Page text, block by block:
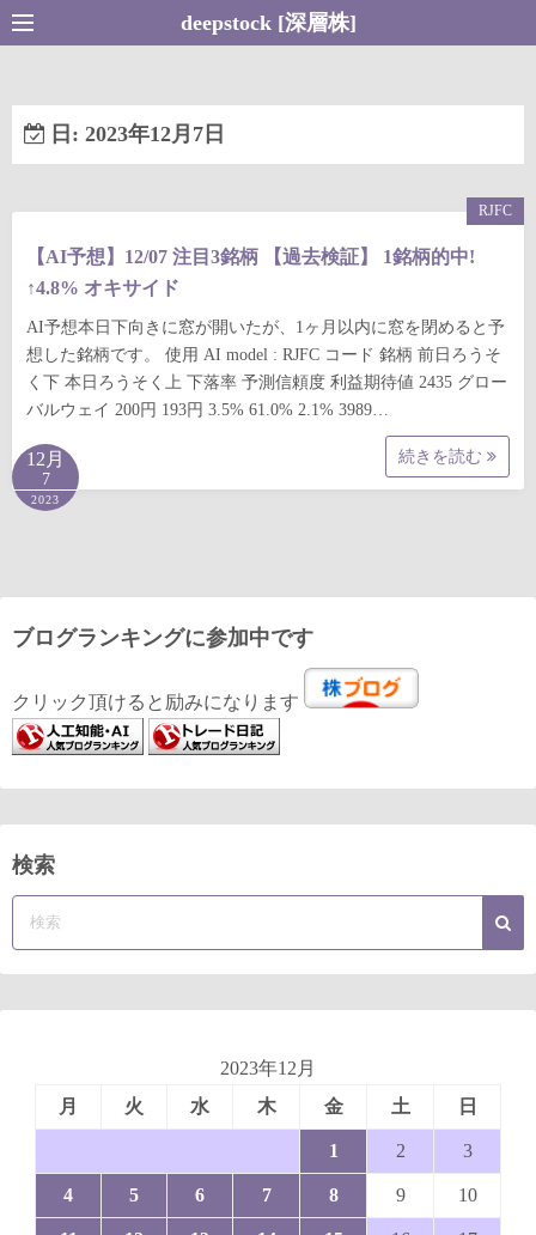
コ
ン
ン
へ
deepstock [深層株]
日: 2023年12月7日
【AI予想】12/07 注目3銘柄 【過去検証】 1銘柄的中!
↑4.8% オキサイド
AI予想本日下向きに窓が開いたが、1ヶ月以内に窓を閉めると予
想した銘柄です。 使用 AI model : RJFC コード 銘柄 前日ろうそ
く下 本日ろうそく上 下落率 予測信頼度 利益期待値 2435 グロー
バルウェイ 200円 193円 3.5% 61.0% 2.1% 3989…
続きを読む
RJFC
12月
7
2023
ブログランキングに参加中です
クリック頂けると励みになります
検索
2023年12月
月
火 水 木 金 土 日
1 2 3
4 5 6 7 8 9 10